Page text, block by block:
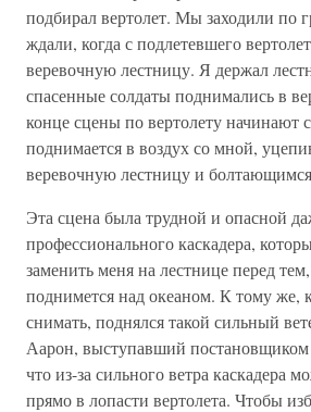
подбирал вертолет. Мы заходили по
ждали, когда с подлетевшего
веревочную лестницу. Я держал
спасенные солдаты поднимались в
конце сцены по вертолету начинают
поднимается в воздух со мной,
веревочную лестницу и
Эта сцена была трудной и опасной
профессионального каскадера,
заменить меня на лестнице перед
поднимется над океаном. К тому же,
снимать, поднялся такой сильный
Аарон, выступавший постановщиком
что из-за сильного ветра каскадера
прямо в лопасти вертолета. Чтобы